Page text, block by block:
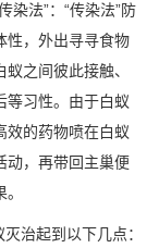
染法”：“传染法”防
性，外出寻寻食物
之间彼此接触、
等习性。由于白蚁
效的药物喷在白蚁
动，再带回主巢便
治起到以下几点：